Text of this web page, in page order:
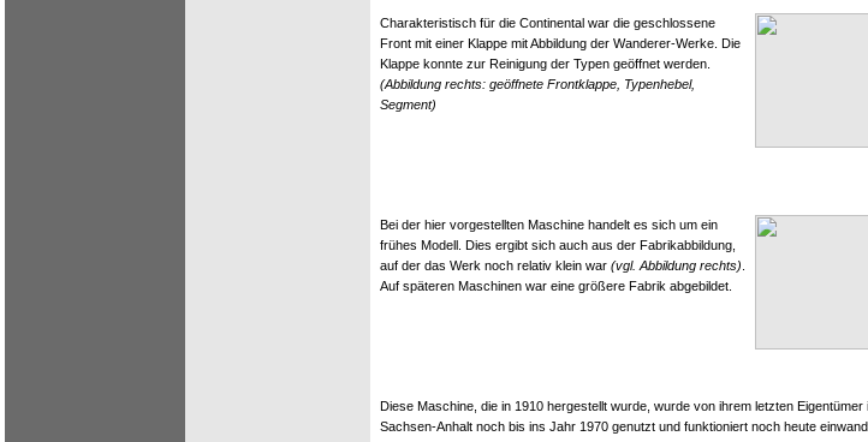
Charakteristisch für die Continental war die geschlossene
Front mit einer Klappe mit Abbildung der Wanderer-Werke. Die
Klappe konnte zur Reinigung der Typen geöffnet werden.
(Abbildung rechts: geöffnete Frontklappe, Typenhebel,
Segment)
Bei der hier vorgestellten Maschine handelt es sich um ein
frühes Modell. Dies ergibt sich auch aus der Fabrikabbildung,
auf der das Werk noch relativ klein war (vgl. Abbildung rechts)
Auf späteren Maschinen war eine größere Fabrik abgebildet.
Diese Maschine, die in 1910 hergestellt wurde, wurde von ihrem letzten Eigentümer
Sachsen-Anhalt noch bis ins Jahr 1970 genutzt und funktioniert noch heute